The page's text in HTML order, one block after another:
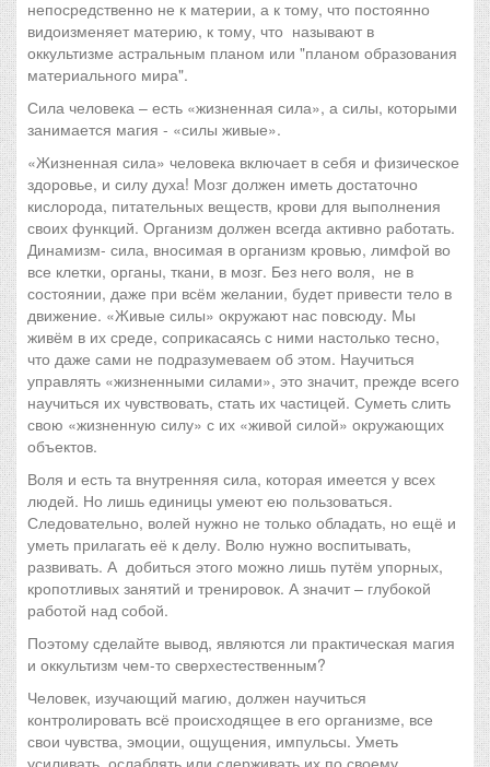
непосредственно не к материи, а к тому, что постоянно
видоизменяет материю, к тому, что называют в
оккультизме астральным планом или "планом образования
материального мира".
Сила человека – есть «жизненная сила», а силы, которыми
занимается магия - «силы живые».
«Жизненная сила» человека включает в себя и физическое
здоровье, и силу духа! Мозг должен иметь достаточно
кислорода, питательных веществ, крови для выполнения
своих функций. Организм должен всегда активно работать.
Динамизм- сила, вносимая в организм кровью, лимфой во
все клетки, органы, ткани, в мозг. Без него воля, не в
состоянии, даже при всём желании, будет привести тело в
движение. «Живые силы» окружают нас повсюду. Мы
живём в их среде, соприкасаясь с ними настолько тесно,
что даже сами не подразумеваем об этом. Научиться
управлять «жизненными силами», это значит, прежде всего
научиться их чувствовать, стать их частицей. Суметь слить
свою «жизненную силу» с их «живой силой» окружающих
объектов.
Воля и есть та внутренняя сила, которая имеется у всех
людей. Но лишь единицы умеют ею пользоваться.
Следовательно, волей нужно не только обладать, но ещё и
уметь прилагать её к делу. Волю нужно воспитывать,
развивать. А добиться этого можно лишь путём упорных,
кропотливых занятий и тренировок. А значит – глубокой
работой над собой.
Поэтому сделайте вывод, являются ли практическая магия
и оккультизм чем-то сверхестественным?
Человек, изучающий магию, должен научиться
контролировать всё происходящее в его организме, все
свои чувства, эмоции, ощущения, импульсы. Уметь
усиливать, ослаблять или сдерживать их по своему